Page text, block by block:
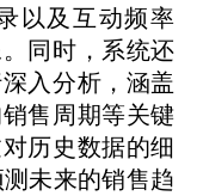
以及互动频率
同时，系统还
入分析，涵盖
售周期等关键
历史数据的细
未来的销售趋